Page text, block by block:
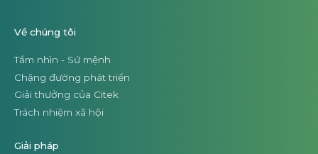
Về chúng tôi
Tầm nhìn - Sứ mệnh
Chặng đường phát triển
Giải thưởng của Citek
Trách nhiệm xã hội
Giải pháp